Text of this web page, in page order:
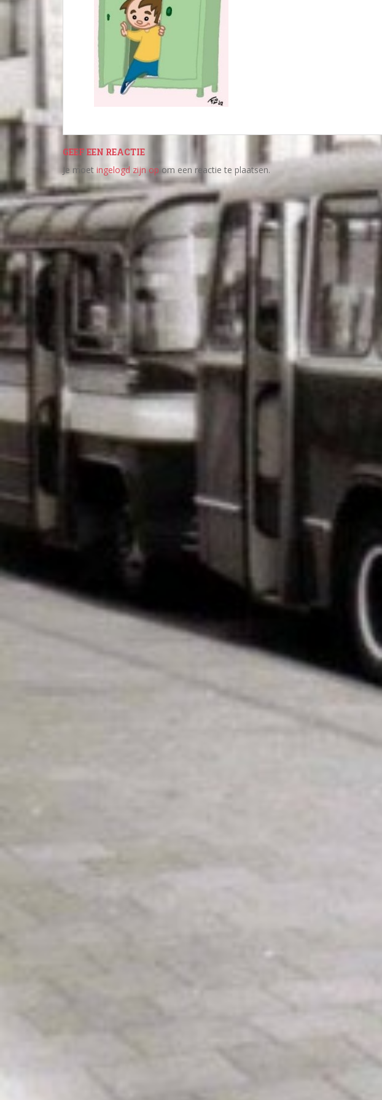
GEEF EEN REACTIE
Je moet ingelogd zijn op om een reactie te plaatsen.